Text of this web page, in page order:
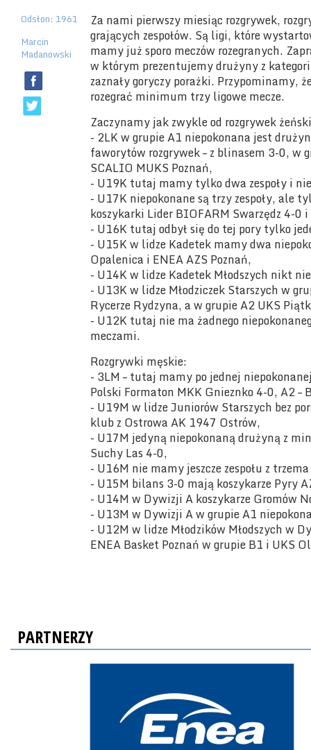
Odsłon: 1961
Marcin
Madanowski
Za nami pierwszy miesiąc rozgrywek,
grających zespołów. Są ligi, które
mamy już sporo meczów rozegranych.
w którym prezentujemy drużyny z
zaznały goryczy porażki. Przypominamy,
rozegrać minimum trzy ligowe mecze.
Zaczynamy jak zwykle od rozgrywek
- 2LK w grupie A1 niepokonana jest
faworytów rozgrywek – z blinasem 3-0,
SCALIO MUKS Poznań,
- U19K tutaj mamy tylko dwa zespoły i nie
- U17K niepokonane są trzy zespoły, ale
koszykarki Lider BIOFARM Swarzędz 4-0
- U16K tutaj odbył się do tej pory tylko
- U15K w lidze Kadetek mamy dwa
Opalenica i ENEA AZS Poznań,
- U14K w lidze Kadetek Młodszych nikt
- U13K w lidze Młodziczek Starszych w
Rycerze Rydzyna, a w grupie A2 UKS
- U12K tutaj nie ma żadnego
meczami.
Rozgrywki męskie:
- 3LM – tutaj mamy po jednej
Polski Formaton MKK Gnieznko 4-0, A2 –
- U19M w lidze Juniorów Starszych bez
klub z Ostrowa AK 1947 Ostrów,
- U17M jedyną niepokonaną drużyną z
Suchy Las 4-0,
- U16M nie mamy jeszcze zespołu z
- U15M bilans 3-0 mają koszykarze Pyry
- U14M w Dywizji A koszykarze Gromów
- U13M w Dywizji A w grupie A1
- U12M w lidze Młodzików Młodszych w
ENEA Basket Poznań w grupie B1 i UKS
PARTNERZY